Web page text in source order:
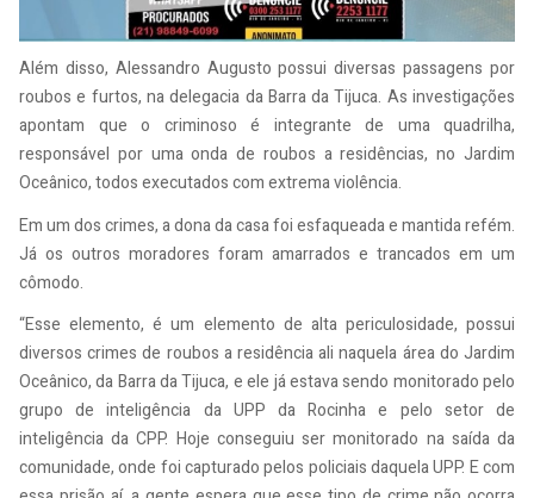
Além disso, Alessandro Augusto possui diversas passagens por
roubos e furtos, na delegacia da Barra da Tijuca. As investigações
apontam que o criminoso é integrante de uma quadrilha,
responsável por uma onda de roubos a residências, no Jardim
Oceânico, todos executados com extrema violência.
Em um dos crimes, a dona da casa foi esfaqueada e mantida refém.
Já os outros moradores foram amarrados e trancados em um
cômodo.
“Esse elemento, é um elemento de alta periculosidade, possui
diversos crimes de roubos a residência ali naquela área do Jardim
Oceânico, da Barra da Tijuca, e ele já estava sendo monitorado pelo
grupo de inteligência da UPP da Rocinha e pelo setor de
inteligência da CPP. Hoje conseguiu ser monitorado na saída da
comunidade, onde foi capturado pelos policiais daquela UPP. E com